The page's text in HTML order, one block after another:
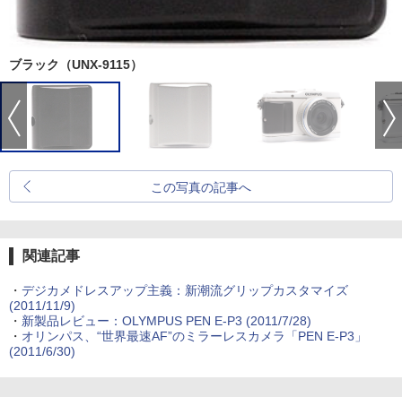
ブラック（UNX-9115）
この写真の記事へ
関連記事
・ デジカメドレスアップ主義：新潮流グリップカスタマイズ
(2011/11/9)
・ 新製品レビュー：OLYMPUS PEN E-P3 (2011/7/28)
・ オリンパス、“世界最速AF”のミラーレスカメラ「PEN E-P3」
(2011/6/30)